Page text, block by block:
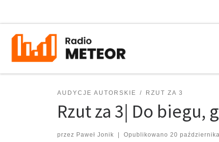
AUDYCJE AUTORSKIE RZUT ZA 3
Rzut za 3| Do
przez Paweł Jonik | Opublikowano 20